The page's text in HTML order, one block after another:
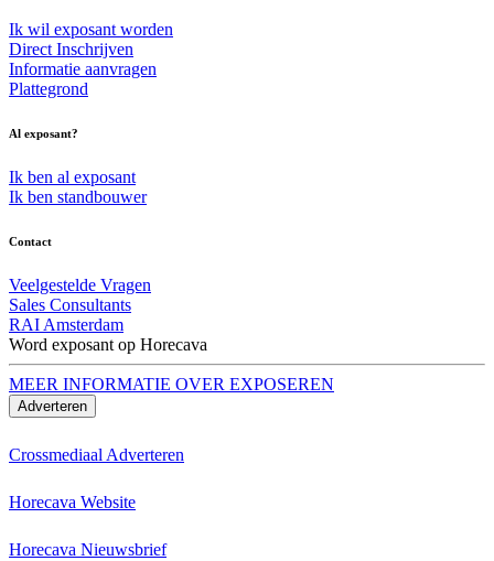
Ik wil exposant worden
Direct Inschrijven
Informatie aanvragen
Plattegrond
Al exposant?
Ik ben al exposant
Ik ben standbouwer
Contact
Veelgestelde Vragen
Sales Consultants
RAI Amsterdam
Word exposant op Horecava
MEER INFORMATIE OVER EXPOSEREN
Adverteren
Crossmediaal Adverteren
Horecava Website
Horecava Nieuwsbrief